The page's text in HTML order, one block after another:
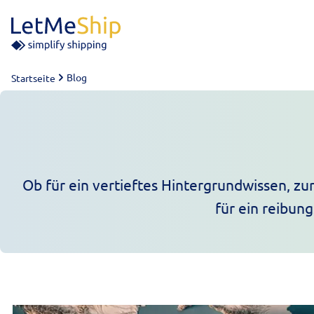
Startseite Blog
Ob für ein vertieftes Hintergrundwissen,
für ein